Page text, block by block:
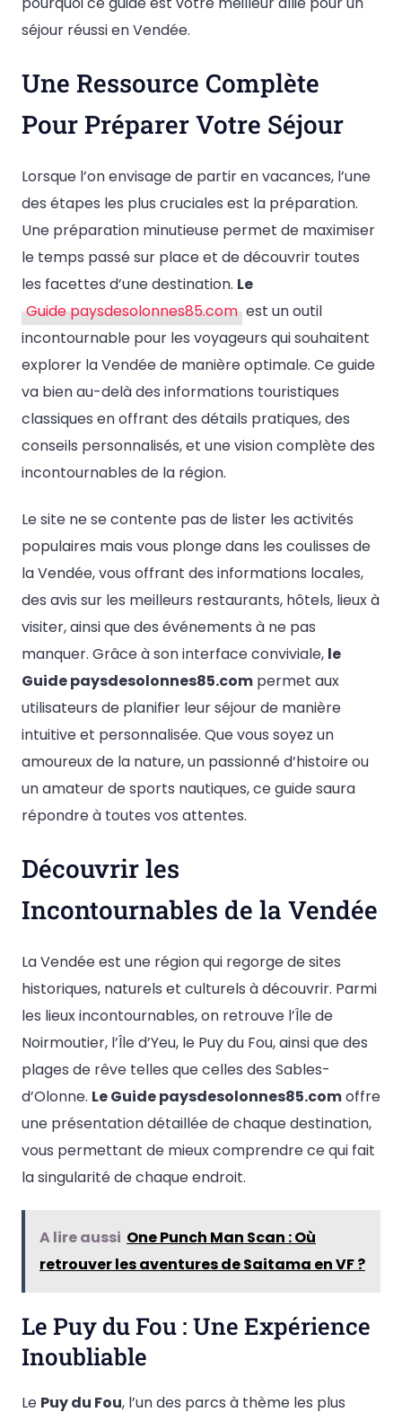
séjour réussi en Vendée.
Une Ressource Complète
Pour Préparer Votre Séjour
Lorsque l’on envisage de partir en vacances, l’une
des étapes les plus cruciales est la préparation.
Une préparation minutieuse permet de maximiser
le temps passé sur place et de découvrir toutes
les facettes d’une destination. Le
Guide paysdesolonnes85.com est un outil
incontournable pour les voyageurs qui souhaitent
explorer la Vendée de manière optimale. Ce guide
va bien au-delà des informations touristiques
classiques en offrant des détails pratiques, des
conseils personnalisés, et une vision complète des
incontournables de la région.
Le site ne se contente pas de lister les activités
populaires mais vous plonge dans les coulisses de
la Vendée, vous offrant des informations locales,
des avis sur les meilleurs restaurants, hôtels, lieux à
visiter, ainsi que des événements à ne pas
manquer. Grâce à son interface conviviale, le
Guide paysdesolonnes85.com permet aux
utilisateurs de planifier leur séjour de manière
intuitive et personnalisée. Que vous soyez un
amoureux de la nature, un passionné d’histoire ou
un amateur de sports nautiques, ce guide saura
répondre à toutes vos attentes.
Découvrir les
Incontournables de la Vendée
La Vendée est une région qui regorge de sites
historiques, naturels et culturels à découvrir. Parmi
les lieux incontournables, on retrouve l’Île de
Noirmoutier, l’Île d’Yeu, le Puy du Fou, ainsi que des
plages de rêve telles que celles des Sables-
d’Olonne. Le Guide paysdesolonnes85.comoffre
une présentation détaillée de chaque destination,
vous permettant de mieux comprendre ce qui fait
la singularité de chaque endroit.
A lire aussi One Punch Man Scan : Où
retrouver les aventures de Saitama en VF ?
Le Puy du Fou : Une Expérience
Inoubliable
Le Puy du Fou, l’un des parcs à thème les plus